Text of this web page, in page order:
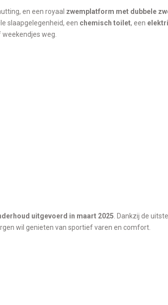
en een royaal zwemplatform met dubbele
slaapgelegenheid, een chemisch toilet, een
weg.
uitgevoerd in maart 2025 . Dankzij de
wil genieten van sportief varen en comfort.